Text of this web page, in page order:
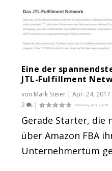
Eine der
JTL-Fulfillment
von Mark Steier |Apr. 24, 2017
2
|
Gerade Starter, die
über Amazon FBA
Unternehmertum